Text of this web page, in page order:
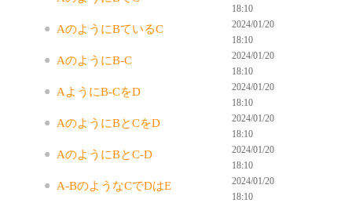
18:10
AのようにBているC
2024/01/20
18:10
AのようにB-C
2024/01/20
18:10
AようにB-CをD
2024/01/20
18:10
AのようにBとCをD
2024/01/20
18:10
AのようにBとC-D
2024/01/20
18:10
A-BのようなCでDはE
2024/01/20
18:10